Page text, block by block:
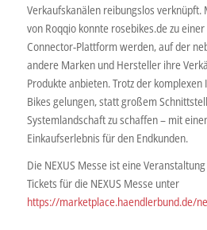
Verkaufskanälen reibungslos verknüpft.
von Roqqio konnte rosebikes.de zu
Connector-Plattform werden, auf der
andere Marken und Hersteller ihre
Produkte anbieten. Trotz der komplexen
Bikes gelungen, statt großem
Systemlandschaft zu schaffen – mit
Einkaufserlebnis für den Endkunden.
Die NEXUS Messe ist eine
Tickets für die NEXUS Messe unter
https://marketplace.haendlerbund.de/